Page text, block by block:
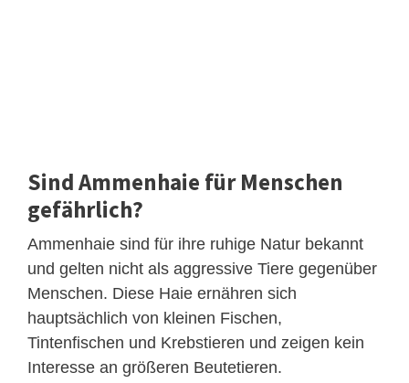
Sind Ammenhaie für Menschen
gefährlich?
Ammenhaie sind für ihre ruhige Natur bekannt
und gelten nicht als aggressive Tiere gegenüber
Menschen. Diese Haie ernähren sich
hauptsächlich von kleinen Fischen,
Tintenfischen und Krebstieren und zeigen kein
Interesse an größeren Beutetieren.